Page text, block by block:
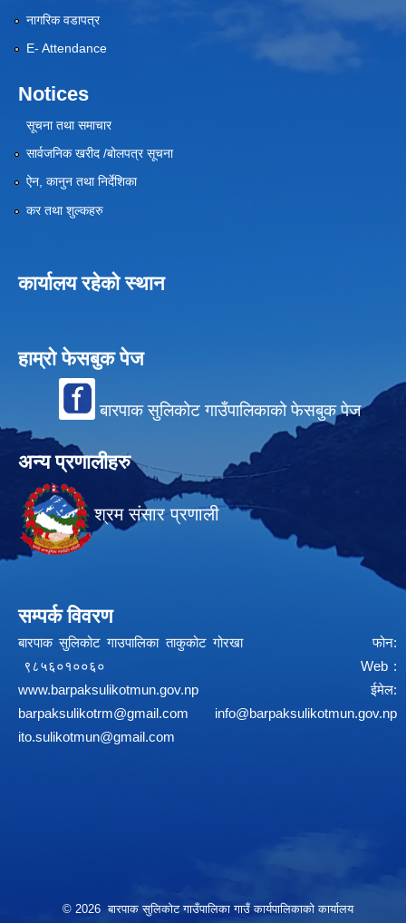
नागरिक वडापत्र
E- Attendance
Notices
सूचना तथा समाचार
सार्वजनिक खरीद /बोलपत्र सूचना
ऐन, कानुन तथा निर्देशिका
कर तथा शुल्कहरु
कार्यालय रहेको स्थान
हाम्रो फेसबुक पेज
बारपाक सुलिकोट गाउँपालिकाको फेसबुक पेज
अन्य प्रणालीहरु
श्रम संसार प्रणाली
सम्पर्क विवरण
बारपाक सुलिकोट गाउपालिका ताकुकोट गोरखा फोन:
९८५६०१००६० Web :
www.barpaksulikotmun.gov.np
ईमेल:
barpaksulikotrm@gmail.com
info@barpaksulikotmun.gov.np
ito.sulikotmun@gmail.com
© 2026 बारपाक सुलिकोट गाउँपालिका गाउँ कार्यपालिकाको कार्यालय